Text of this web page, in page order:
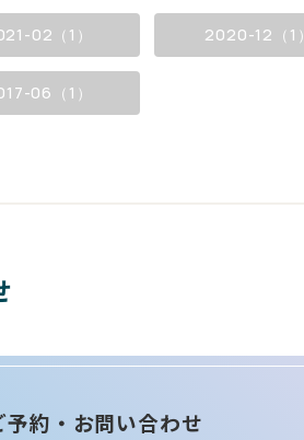
02（1） 2020-12（1）
06（1）
予約・お問い合わせ